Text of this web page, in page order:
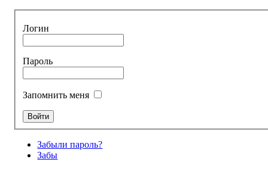
Логин
Пароль
Запомнить меня
Забыли пароль?
Забы